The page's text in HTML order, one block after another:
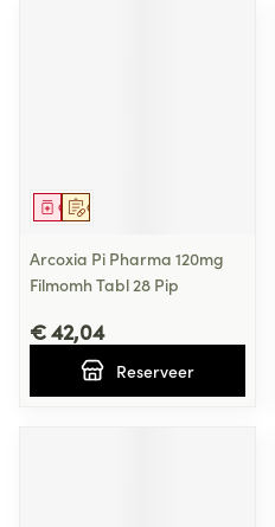
Op voorschrift
Geneesmiddel
Arcoxia Pi Pharma 120mg
Filmomh Tabl 28 Pip
€ 42,04
Reserveer